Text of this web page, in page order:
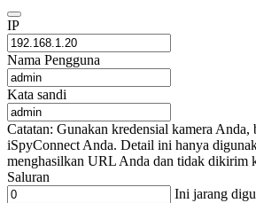
IP
Nama Pengguna
Kata sandi
Catatan: Gunakan kredensial kamera Anda,
iSpyConnect Anda. Detail ini hanya
menghasilkan URL Anda dan tidak dikirim
Saluran
Ini jarang